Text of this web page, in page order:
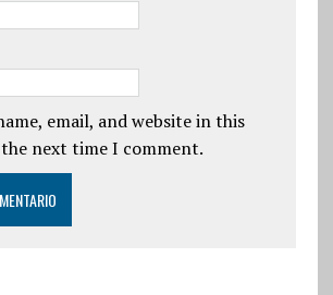
email, and website in this
next time I comment.